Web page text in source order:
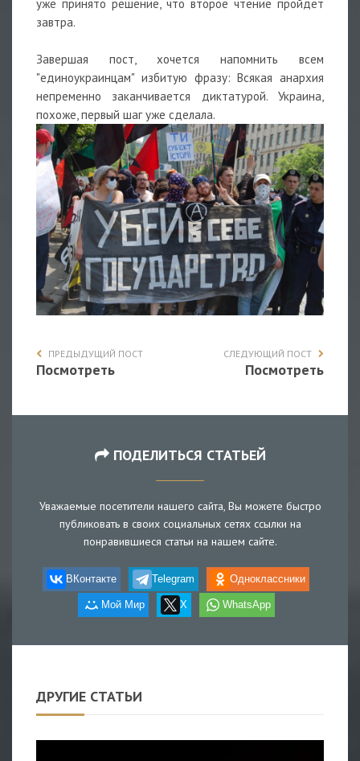
уже принято решение, что второе чтение пройдет
завтра.
Завершая пост, хочется напомнить всем
"единоукраинцам" избитую фразу: Всякая анархия
непременно заканчивается диктатурой. Украина,
похоже, первый шаг уже сделала.
ПРЕДЫДУЩИЙ ПОСТ
Посмотреть
СЛЕДУЮЩИЙ ПОСТ
Посмотреть
ПОДЕЛИТЬСЯ СТАТЬЕЙ
Уважаемые посетители нашего сайта, Вы можете быстро
публиковать в своих социальных сетях ссылки на
понравившиеся статьи на нашем сайте.
ВКонтакте Telegram Одноклассники
Мой Мир X WhatsApp
ДРУГИЕ СТАТЬИ